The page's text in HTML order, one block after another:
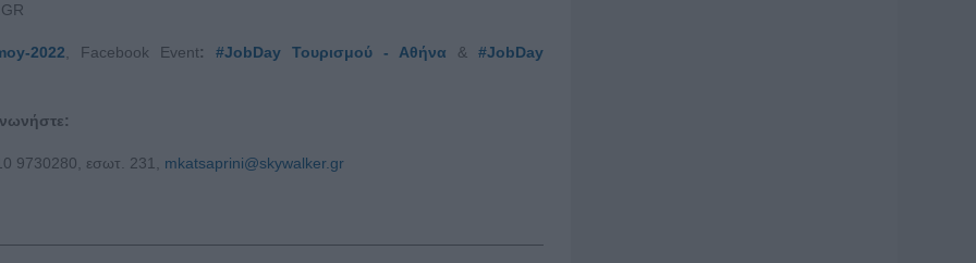
2022, Facebook Event: #JobDay Τουρισμού - Αθήνα & #JobDay
9730280, εσωτ. 231, mkatsaprini@skywalker.gr